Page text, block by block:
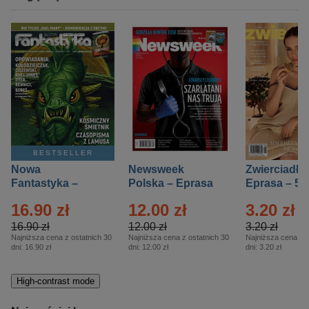
BESTSELLER
Nowa
Fantastyka –
16.90 zł
16.90 zł
Najniższa cena z ostatnich 30
dni: 16.90 zł
Newsweek
Polska – Eprasa
12.00 zł
12.00 zł
Najniższa cena z ostatnich 30
dni: 12.00 zł
Zwierciadło
Eprasa – 5/
3.20 zł
3.20 zł
Najniższa cena z
dni: 3.20 zł
High-contrast mode